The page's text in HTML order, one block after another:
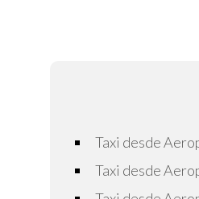
Taxi desde
Taxi desde